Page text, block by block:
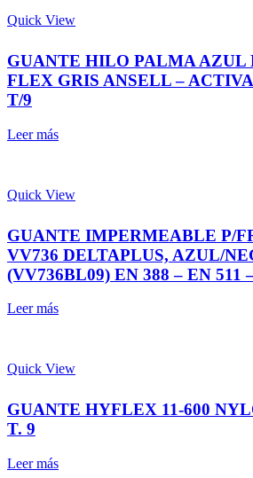
Quick View
GUANTE HILO PALMA AZUL
FLEX GRIS ANSELL –
T/9
Leer más
Quick View
GUANTE IMPERMEABLE P/
VV736 DELTAPLUS, AZUL/
(VV736BL09) EN 388 – EN 511
Leer más
Quick View
GUANTE HYFLEX 11-600
T. 9
Leer más